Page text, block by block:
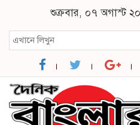
শুক্রবার, ০৭ অগাস্ট